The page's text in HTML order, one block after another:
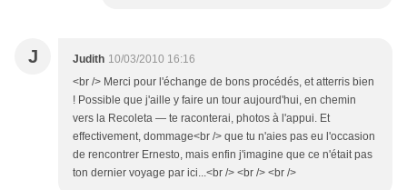
J Judith 10/03/2010 16:16
<br /> Merci pour l'échange de bons procédés, et atterris bien
! Possible que j'aille y faire un tour aujourd'hui, en chemin
vers la Recoleta — te raconterai, photos à l'appui. Et
effectivement, dommage<br /> que tu n'aies pas eu l'occasion
de rencontrer Ernesto, mais enfin j'imagine que ce n'était pas
ton dernier voyage par ici...<br /> <br /> <br />